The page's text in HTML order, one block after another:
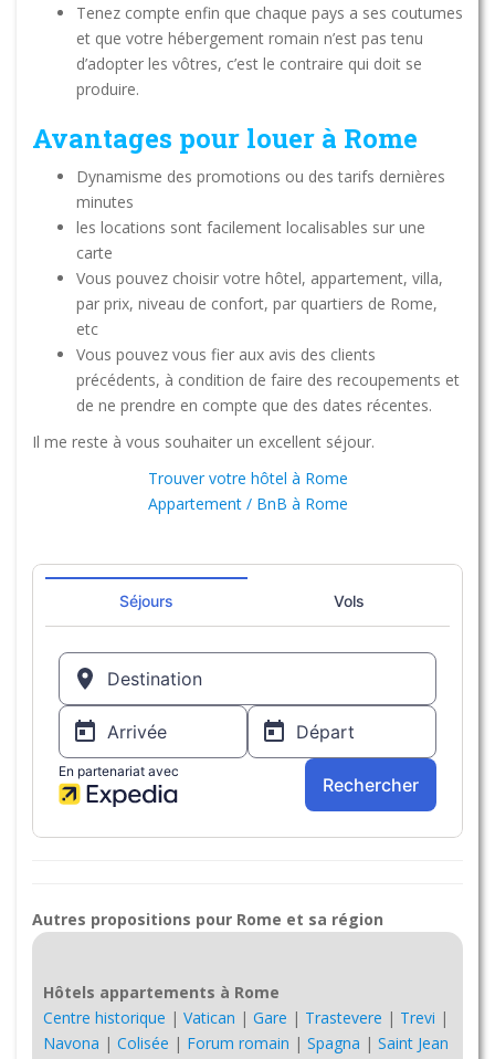
Tenez compte enfin que chaque pays a ses coutumes
et que votre hébergement romain n’est pas tenu
d’adopter les vôtres, c’est le contraire qui doit se
produire.
Avantages pour louer à Rome
Dynamisme des promotions ou des tarifs dernières
minutes
les locations sont facilement localisables sur une
carte
Vous pouvez choisir votre hôtel, appartement, villa,
par prix, niveau de confort, par quartiers de Rome,
etc
Vous pouvez vous fier aux avis des clients
précédents, à condition de faire des recoupements et
de ne prendre en compte que des dates récentes.
Il me reste à vous souhaiter un excellent séjour.
Trouver votre hôtel à Rome
Appartement / BnB à Rome
Autres propositions pour Rome et sa région
Hôtels appartements à Rome
Centre historique | Vatican | Gare | Trastevere | Trevi |
Navona | Colisée | Forum romain | Spagna | Saint Jean